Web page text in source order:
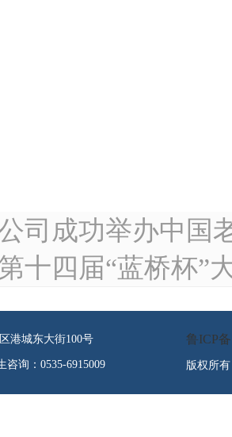
司成功举办中国
十四届“蓝桥杯”
港城东大街100号
询：0535-6915009
鲁ICP
版权所